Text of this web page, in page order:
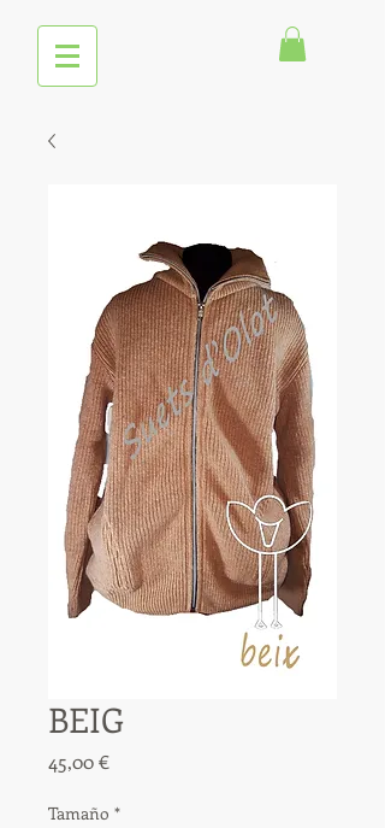
BEIG
45,00 €Precio
Tamaño *